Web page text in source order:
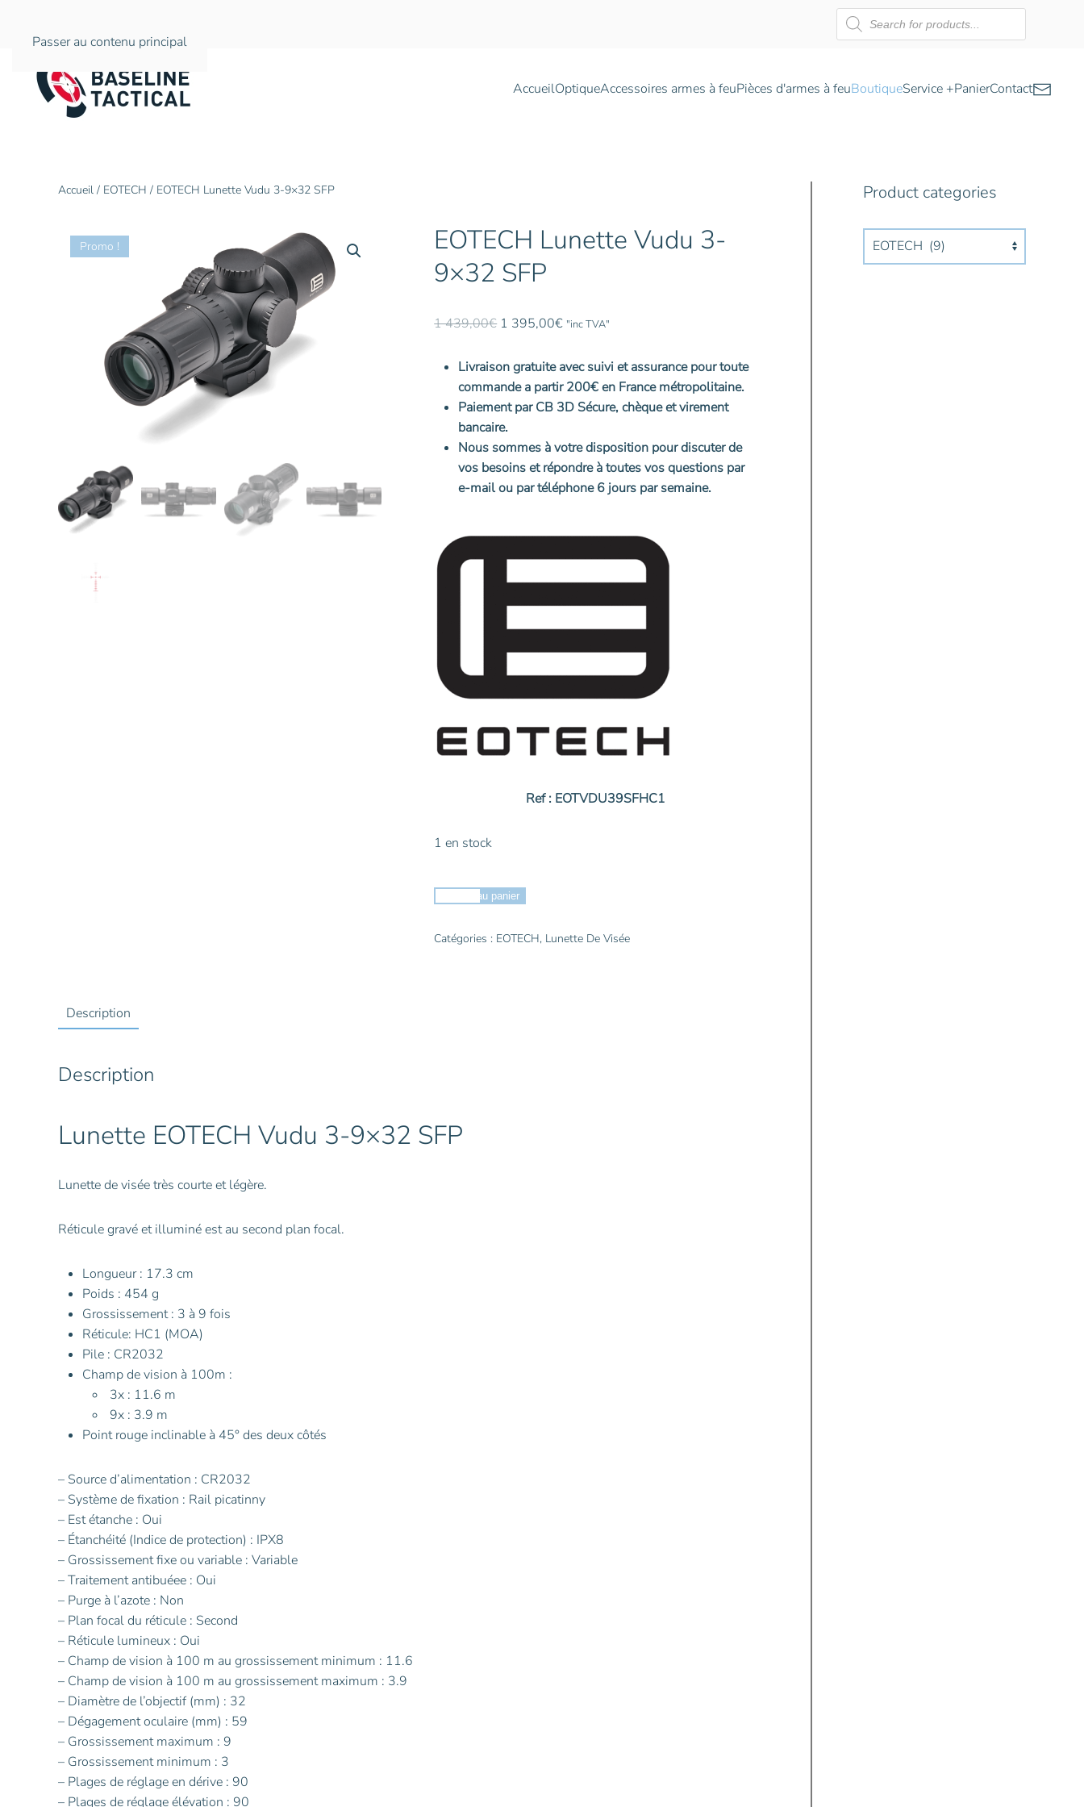
Passer au contenu principal
Recherche
de
produits
AccueilOptiqueAccessoires armes à feuPièces d'armes à feuBoutiqueService +PanierContact
Accueil / EOTECH / EOTECH Lunette Vudu 3-9×32 SFP
Promo !
EOTECH Lunette Vudu 3-
9×32 SFP
1 439,00€ Le
initial
était :
1
439,00€.
1 395,00€Le
actuel
est :
1
"inc TVA"
Livraison gratuite avec suivi et assurance pour toute
commande a partir 200€ en France métropolitaine.
Paiement par CB 3D Sécure, chèque et virement
bancaire.
Nous sommes à votre disposition pour discuter de
vos besoins et répondre à toutes vos questions par
e-mail ou par téléphone 6 jours par semaine.
Ref : EOTVDU39SFHC1
1 en stock
quantité
EOTECH
Ajouter au panier
Catégories : EOTECH, Lunette De Visée
Description
Description
Lunette EOTECH Vudu 3-9×32 SFP
Lunette de visée très courte et légère.
Réticule gravé et illuminé est au second plan focal.
Longueur : 17.3 cm
Poids : 454 g
Grossissement : 3 à 9 fois
Réticule: HC1 (MOA)
Pile : CR2032
Champ de vision à 100m :
3x : 11.6 m
9x : 3.9 m
Point rouge inclinable à 45° des deux côtés
– Source d’alimentation : CR2032
– Système de fixation : Rail picatinny
– Est étanche : Oui
– Étanchéité (Indice de protection) : IPX8
– Grossissement fixe ou variable : Variable
– Traitement antibuéee : Oui
– Purge à l’azote : Non
– Plan focal du réticule : Second
– Réticule lumineux : Oui
– Champ de vision à 100 m au grossissement minimum : 11.6
– Champ de vision à 100 m au grossissement maximum : 3.9
– Diamètre de l’objectif (mm) : 32
– Dégagement oculaire (mm) : 59
– Grossissement maximum : 9
– Grossissement minimum : 3
– Plages de réglage en dérive : 90
– Plages de réglage élévation : 90
Product categories